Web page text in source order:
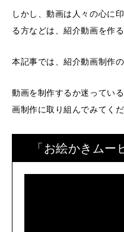
しかし、動画は人々の心に
る方などは、紹介動画を作
本記事では、紹介動画制作
動画を制作するか迷ってい
画制作に取り組んでみてくだ
「お絵かきム